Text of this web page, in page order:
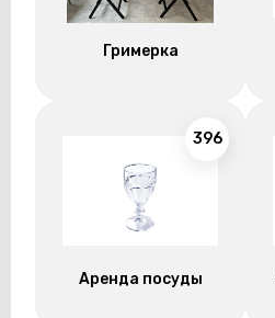
Гримерка
396
Аренда посуды